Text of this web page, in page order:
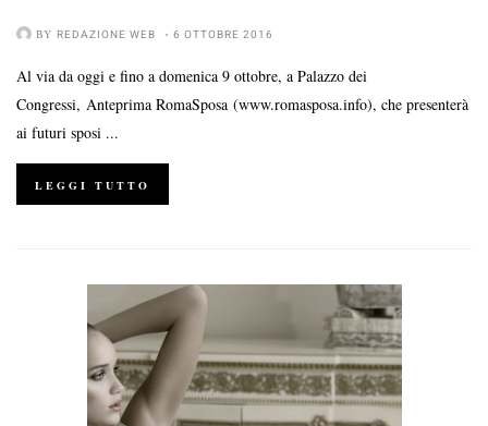
BY REDAZIONE WEB 6 OTTOBRE 2016
Al via da oggi e fino a domenica 9 ottobre, a Palazzo dei
Congressi, Anteprima RomaSposa (www.romasposa.info), che presenterà
ai futuri sposi ...
LEGGI TUTTO